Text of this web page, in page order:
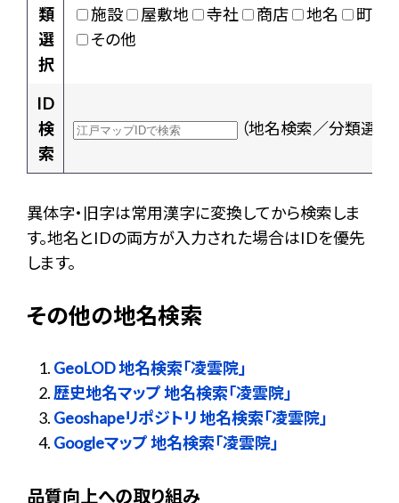
類
選
択
施設 屋敷地 寺社 商店 地名
町村
その他
ID
検
索
（地名検索／分類選択
異体字・旧字は常用漢字に変換してから検索しま
す。地名とIDの両方が入力された場合はIDを優先
します。
その他の地名検索
GeoLOD 地名検索「凌雲院」
歴史地名マップ 地名検索「凌雲院」
Geoshapeリポジトリ 地名検索「凌雲院」
Googleマップ 地名検索「凌雲院」
品質向上への取り組み